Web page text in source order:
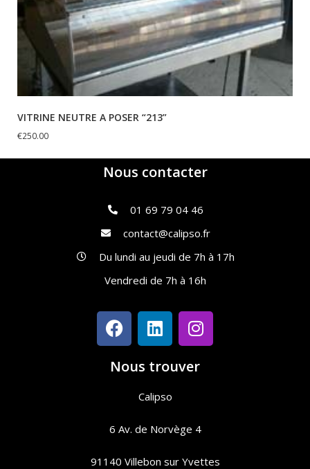
VITRINE NEUTRE A POSER “213”
€250.00
Nous contacter
01 69 79 04 46
contact@calipso.fr
Du lundi au jeudi de 7h à 17h
Vendredi de 7h à 16h
Nous trouver
Calipso
6 Av. de Norvège 4
91140 Villebon sur Yvettes